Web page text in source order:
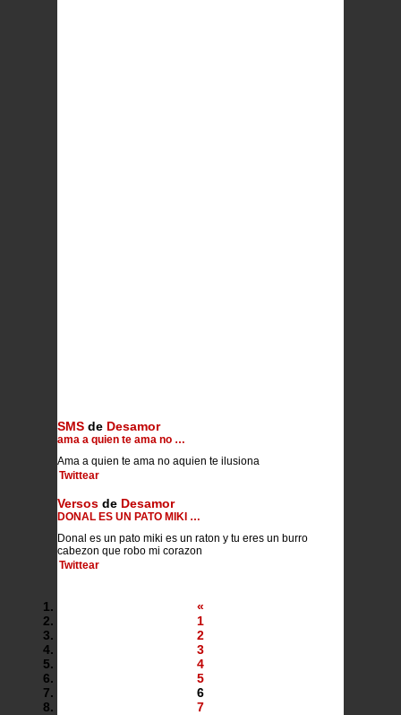
SMS de Desamor
ama a quien te ama no …
Ama a quien te ama no aquien te ilusiona
Twittear
Versos de Desamor
DONAL ES UN PATO MIKI …
Donal es un pato miki es un raton y tu eres un burro
cabezon que robo mi corazon
Twittear
«
1
2
3
4
5
6
7